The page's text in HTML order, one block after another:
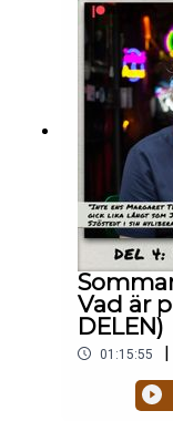
Vad är
DELEN)
01:15:55 |